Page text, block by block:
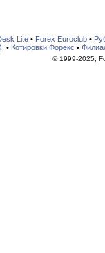
Lite• Forex Euroclub•
• Котировки Форекс •
© 1999-2025,